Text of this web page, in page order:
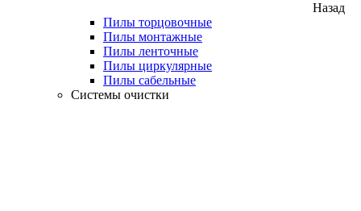
Назад
Пилы торцовочные
Пилы монтажные
Пилы ленточные
Пилы циркулярные
Пилы сабельные
Системы очистки